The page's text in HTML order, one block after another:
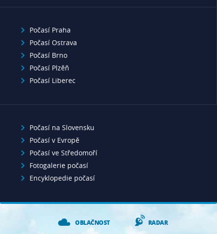
Počasí Praha
Počasí Ostrava
Počasí Brno
Počasí Plzěň
Počasí Liberec
Počasí na Slovensku
Počasí v Evropě
Počasí ve Středomoří
Fotogalerie počasí
Encyklopedie počasí
OBLAČNOST RADAR